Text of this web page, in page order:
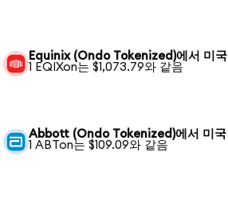
Equinix (Ondo Tokenized)에서 미국
1 EQIXon는 $1,073.79와 같음
Abbott (Ondo Tokenized)에서 미국
1 ABTon는 $109.09와 같음